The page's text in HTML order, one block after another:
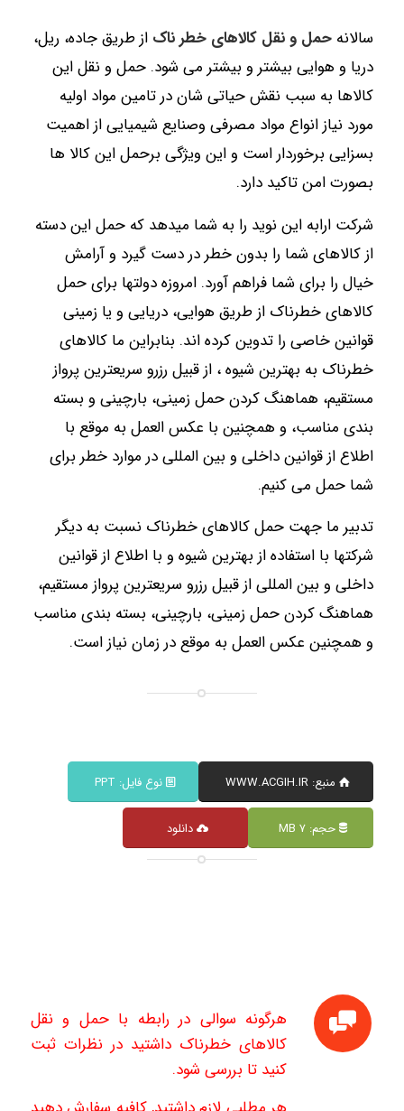
سالانه حمل و نقل کالاهای خطر ناک از طریق جاده، ریل،
دریا و هوایی بیشتر و بیشتر می شود. حمل و نقل این
کالاها به سبب نقش حیاتی شان در تامین مواد اولیه
مورد نیاز انواع مواد مصرفی وصنایع شیمیایی از اهمیت
بسزایی برخوردار است و این ویژگی برحمل این کالا ها
بصورت امن تاکید دارد.
شرکت ارابه این نوید را به شما میدهد که حمل این دسته
از کالاهای شما را بدون خطر در دست گیرد و آرامش
خیال را برای شما فراهم آورد. امروزه دولتها برای حمل
کالاهای خطرناک از طریق هوایی، دریایی و یا زمینی
قوانین خاصی را تدوین کرده اند. بنابراین ما کالاهای
خطرناک به بهترین شیوه ، از قبیل رزرو سریعترین پرواز
مستقیم، هماهنگ کردن حمل زمینی، بارچینی و بسته
بندی مناسب، و همچنین با عکس العمل به موقع با
اطلاع از قوانین داخلی و بین المللی در موارد خطر برای
شما حمل می کنیم.
تدبیر ما جهت حمل کالاهای خطرناک نسبت به دیگر
شرکتها با استفاده از بهترین شیوه و با اطلاع از قوانین
داخلی و بین المللی از قبیل رزرو سریعترین پرواز مستقیم،
هماهنگ کردن حمل زمینی، بارچینی، بسته بندی مناسب
و همچنین عکس العمل به موقع در زمان نیاز است.
منبع: WWW.ACGIH.IR نوع فایل: PPT
حجم: ۷ MB دانلود
هرگونه سوالی در رابطه با حمل و نقل
کالاهای خطرناک داشتید در نظرات ثبت
کنید تا بررسی شود.